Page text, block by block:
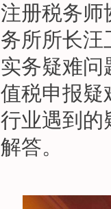
注册税务师
务所所长汪
实务疑难问
值税申报疑
行业遇到的
解答。